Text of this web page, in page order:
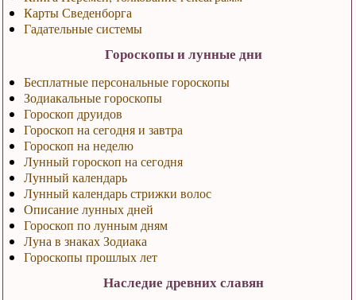
Карты Сведенборга
Гадательные системы
Гороскопы и лунные дни
Бесплатные персональные гороскопы
Зодиакальные гороскопы
Гороскоп друидов
Гороскоп на сегодня и завтра
Гороскоп на неделю
Лунный гороскоп на сегодня
Лунный календарь
Лунный календарь стрижки волос
Описание лунных дней
Гороскоп по лунным дням
Луна в знаках Зодиака
Гороскопы прошлых лет
Наследие древних славян